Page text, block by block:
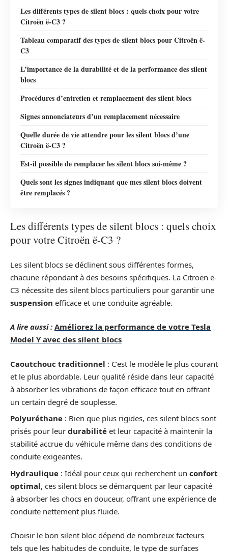
Les différents types de silent blocs : quels choix pour votre
Citroën ë-C3 ?
Tableau comparatif des types de silent blocs pour Citroën ë-
C3
L’importance de la durabilité et de la performance des silent
blocs
Procédures d’entretien et remplacement des silent blocs
Signes annonciateurs d’un remplacement nécessaire
Quelle durée de vie attendre pour les silent blocs d’une
Citroën ë-C3 ?
Est-il possible de remplacer les silent blocs soi-même ?
Quels sont les signes indiquant que mes silent blocs doivent
être remplacés ?
Les différents types de silent blocs : quels choix
pour votre Citroën ë-C3 ?
Les silent blocs se déclinent sous différentes formes,
chacune répondant à des besoins spécifiques. La Citroën ë-
C3 nécessite des silent blocs particuliers pour garantir une
suspension efficace et une conduite agréable.
A lire aussi : Améliorez la performance de votre Tesla
Model Y avec des silent blocs
Caoutchouc traditionnel : C’est le modèle le plus courant
et le plus abordable. Leur qualité réside dans leur capacité
à absorber les vibrations de façon efficace tout en offrant
un certain degré de souplesse.
Polyuréthane : Bien que plus rigides, ces silent blocs sont
prisés pour leur durabilité et leur capacité à maintenir la
stabilité accrue du véhicule même dans des conditions de
conduite exigeantes.
Hydraulique : Idéal pour ceux qui recherchent un confort
optimal, ces silent blocs se démarquent par leur capacité
à absorber les chocs en douceur, offrant une expérience de
conduite nettement plus fluide.
Choisir le bon silent bloc dépend de nombreux facteurs
tels que les habitudes de conduite, le type de surfaces